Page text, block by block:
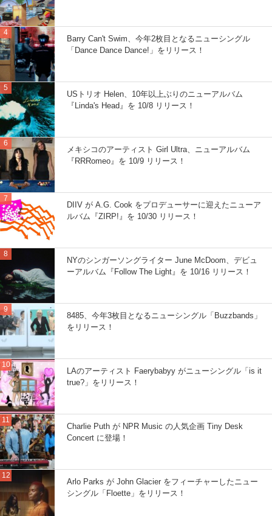
Barry Can't Swim、今年2枚目となるニューシングル
「Dance Dance Dance!」をリリース！
USトリオ Helen、10年以上ぶりのニューアルバム
『Linda's Head』を 10/8 リリース！
メキシコのアーティスト Girl Ultra、ニューアルバム
『RRRomeo』を 10/9 リリース！
DIIV が A.G. Cook をプロデューサーに迎えたニューア
ルバム『ZIRP!』を 10/30 リリース！
NYのシンガーソングライター June McDoom、デビュ
ーアルバム『Follow The Light』を 10/16 リリース！
8485、今年3枚目となるニューシングル「Buzzbands」
をリリース！
LAのアーティスト Faerybabyy がニューシングル「is it
true?」をリリース！
Charlie Puth が NPR Music の人気企画 Tiny Desk
Concert に登場！
Arlo Parks が John Glacier をフィーチャーしたニュー
シングル「Floette」をリリース！